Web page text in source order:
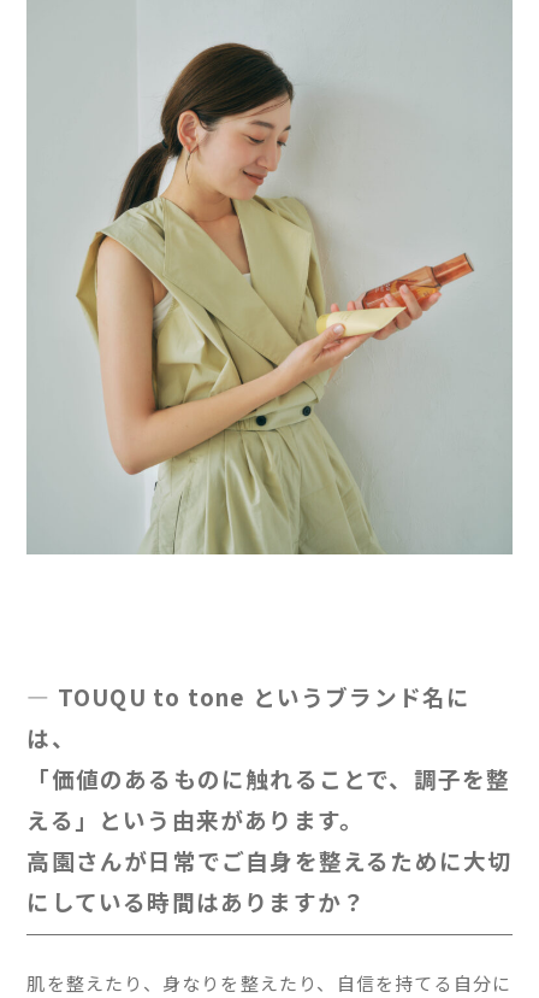
— TOUQU to tone というブランド名に
は、
「価値のあるものに触れることで、調子を整
える」という由来があります。
高園さんが日常でご自身を整えるために大切
にしている時間はありますか？
肌を整えたり、身なりを整えたり、自信を持てる自分に